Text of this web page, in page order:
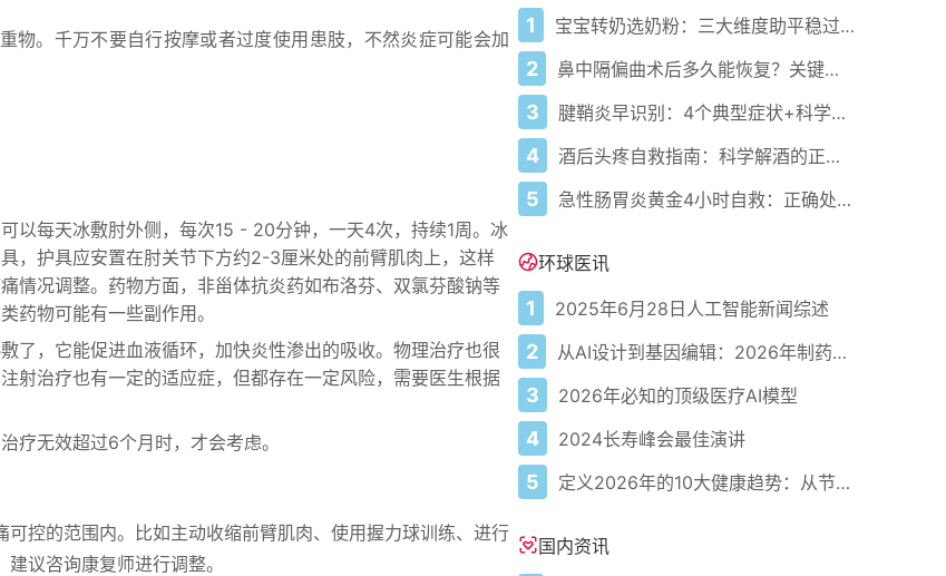
物。千万不要自行按摩或者过度使用患肢，不然炎症可能会加
以每天冰敷肘外侧，每次15 - 20分钟，一天4次，持续1周。冰
，护具应安置在肘关节下方约2-3厘米处的前臂肌肉上，这样
情况调整。药物方面，非甾体抗炎药如布洛芬、双氯芬酸钠等
药物可能有一些副作用。
了，它能促进血液循环，加快炎性渗出的吸收。物理治疗也很
射治疗也有一定的适应症，但都存在一定风险，需要医生根据
疗无效超过6个月时，才会考虑。
控的范围内。比如主动收缩前臂肌肉、使用握力球训练、进行
议咨询康复师进行调整。
1 宝宝转奶选奶粉：三大维度助平稳过渡
2 鼻中隔偏曲术后多久能恢复？关键看这几点
3 腱鞘炎早识别：4个典型症状+科学应对，避免关节卡壳
4 酒后头疼自救指南：科学解酒的正确打开方式
5 急性肠胃炎黄金4小时自救：正确处置与误区避坑关键
环球医讯
1 2025年6月28日人工智能新闻综述
2 从AI设计到基因编辑：2026年制药领域重大突破
3 2026年必知的顶级医疗AI模型
4 2024长寿峰会最佳演讲
5 定义2026年的10大健康趋势：从节律健康到冷热交替疗法
国内资讯